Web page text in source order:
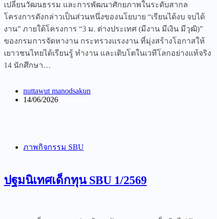
เปลี่ยนวัฒนธรรม และการพัฒนาศักยภาพในระดับสากล
โครงการดังกล่าวเป็นส่วนหนึ่งของนโยบาย “เรียนได้งบ จบได้
งาน” ภายใต้โครงการ “3 ม. ต่างประเทศ (มีงาน มีเงิน มีวุฒิ)”
ของกรมการจัดหางาน กระทรวงแรงงาน ที่มุ่งสร้างโอกาสให้
เยาวชนไทยได้เรียนรู้ ทำงาน และเติบโตในเวทีโลกอย่างแท้จริง
14 นักศึกษา…
nuttawut manodsakun
14/06/2026
ภาพกิจกรรม SBU
ปฐมนิเทศเด็กทุน SBU 1/2569